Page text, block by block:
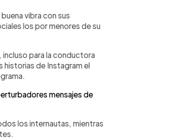
vibra con sus
los por menores de su
para la conductora
historias de Instagram el
mensajes de
los internautas, mientras